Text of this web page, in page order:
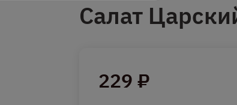
Салат
229 ₽